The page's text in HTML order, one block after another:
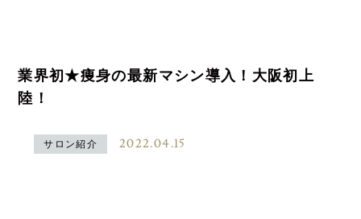
業界初★痩身の最新マシン導入！大阪初上
陸！
サロン紹介 2022.04.15